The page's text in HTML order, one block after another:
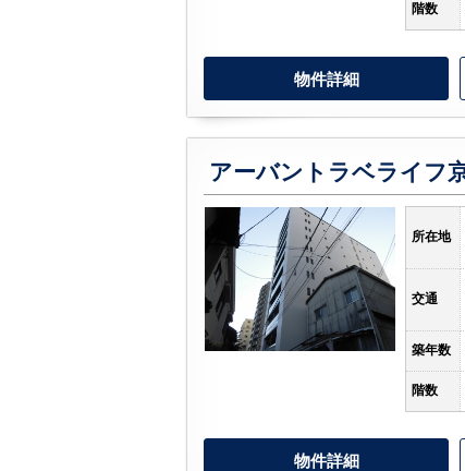
階数
物件詳細
所在地
交通
築年数
階数
物件詳細